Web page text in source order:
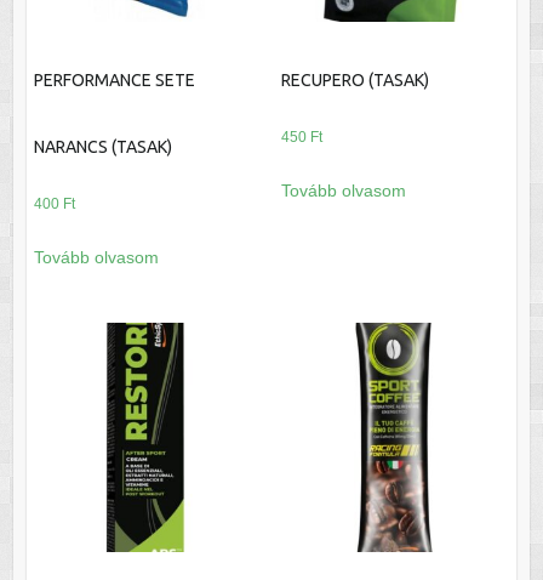
PERFORMANCE SETE
NARANCS (TASAK)
400 Ft
Tovább olvasom
RECUPERO (TASAK)
450 Ft
Tovább olvasom